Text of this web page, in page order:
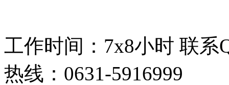
工作时间：7x8小时 联系
热线：0631-5916999